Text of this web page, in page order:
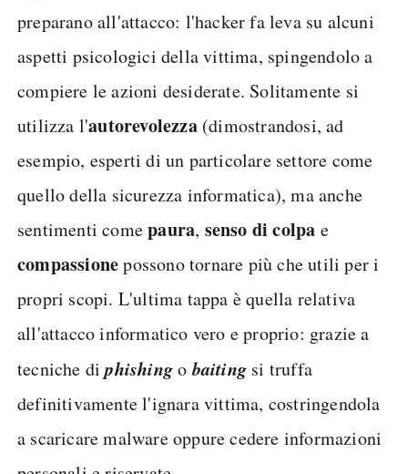
preparano all'attacco: l'hacker fa leva su alcuni
aspetti psicologici della vittima, spingendolo a
compiere le azioni desiderate. Solitamente si
utilizza l'autorevolezza(dimostrandosi, ad
esempio, esperti di un particolare settore come
quello della sicurezza informatica), ma anche
sentimenti comepaura, senso di colpa e
compassionepossono tornare più che utili per i
propri scopi. L'ultima tappa è quella relativa
all'attacco informatico vero e proprio: grazie a
tecniche diphishingobaiting si truffa
definitivamente l'ignara vittima, costringendola
a scaricare malware oppure cedere informazioni